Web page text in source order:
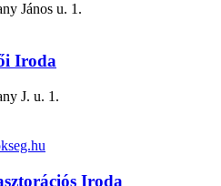
János u. 1.
Iroda
J. u. 1.
Iroda